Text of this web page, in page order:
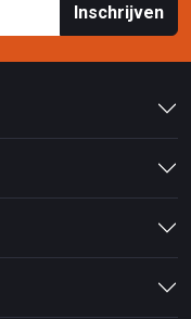
Inschrijven